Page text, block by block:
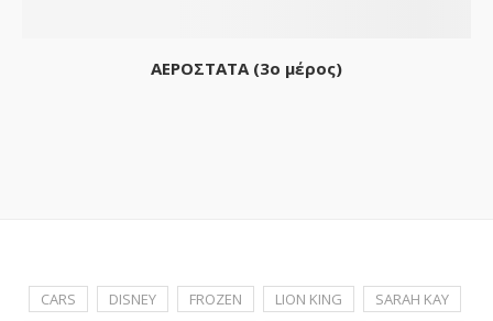
ΑΕΡΟΣΤΑΤΑ (3o μέρος)
CARS DISNEY FROZEN LION KING
SARAH KAY